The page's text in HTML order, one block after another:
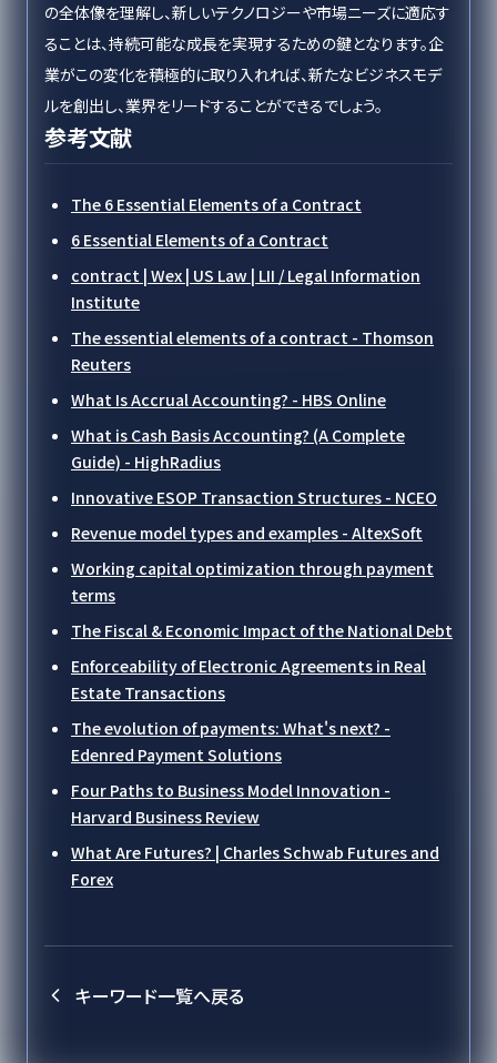
の全体像を理解し、新しいテクノロジーや市場ニーズに適応す
ることは、持続可能な成長を実現するための鍵となります。企
業がこの変化を積極的に取り入れれば、新たなビジネスモデ
ルを創出し、業界をリードすることができるでしょう。
参考文献
The 6 Essential Elements of a Contract
6 Essential Elements of a Contract
contract | Wex | US Law | LII / Legal Information
Institute
The essential elements of a contract - Thomson
Reuters
What Is Accrual Accounting? - HBS Online
What is Cash Basis Accounting? (A Complete
Guide) - HighRadius
Innovative ESOP Transaction Structures - NCEO
Revenue model types and examples - AltexSoft
Working capital optimization through payment
terms
The Fiscal & Economic Impact of the National Debt
Enforceability of Electronic Agreements in Real
Estate Transactions
The evolution of payments: What's next? -
Edenred Payment Solutions
Four Paths to Business Model Innovation -
Harvard Business Review
What Are Futures? | Charles Schwab Futures and
Forex
キーワード一覧へ戻る